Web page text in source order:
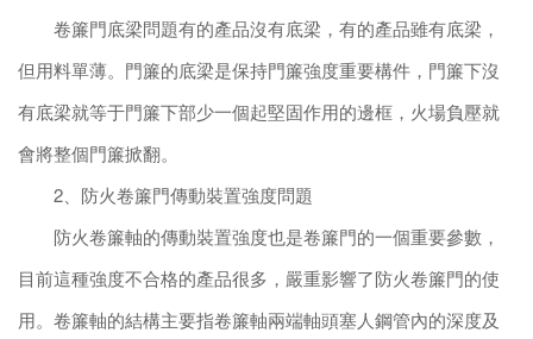
卷簾門底梁問題有的產品沒有底梁，有的產品雖有底梁，
但用料單薄。門簾的底梁是保持門簾強度重要構件，門簾下沒
有底梁就等于門簾下部少一個起堅固作用的邊框，火場負壓就
會將整個門簾掀翻。
2、防火卷簾門傳動裝置強度問題
防火卷簾軸的傳動裝置強度也是卷簾門的一個重要參數，
目前這種強度不合格的產品很多，嚴重影響了防火卷簾門的使
用。卷簾軸的結構主要指卷簾軸兩端軸頭塞人鋼管內的深度及